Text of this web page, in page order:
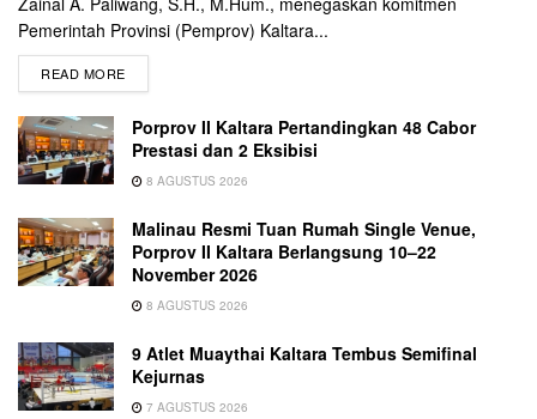
Pemerintah Provinsi (Pemprov) Kaltara...
READ MORE
Porprov II Kaltara Pertandingkan 48 Cabor
Prestasi dan 2 Eksibisi
8 AGUSTUS 2026
Malinau Resmi Tuan Rumah Single Venue,
Porprov II Kaltara Berlangsung 10–22
November 2026
8 AGUSTUS 2026
9 Atlet Muaythai Kaltara Tembus Semifinal
Kejurnas
7 AGUSTUS 2026